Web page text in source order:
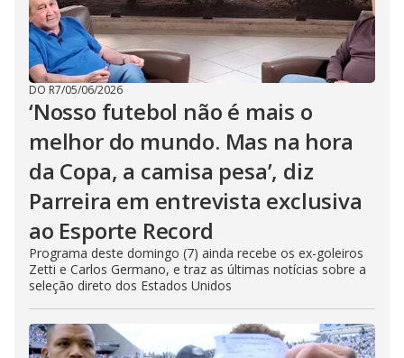
DO R7/05/06/2026
‘Nosso futebol não é mais o
melhor do mundo. Mas na hora
da Copa, a camisa pesa’, diz
Parreira em entrevista exclusiva
ao Esporte Record
Programa deste domingo (7) ainda recebe os ex-goleiros
Zetti e Carlos Germano, e traz as últimas notícias sobre a
seleção direto dos Estados Unidos